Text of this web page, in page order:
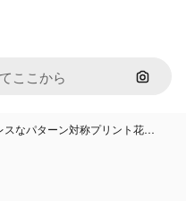
画像で
スなパターン対称プリント花…